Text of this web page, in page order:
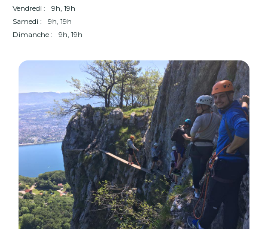
Vendredi :
9h, 19h
Samedi :
9h, 19h
Dimanche :
9h, 19h